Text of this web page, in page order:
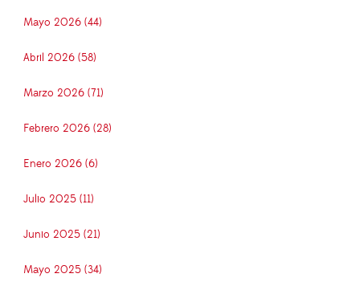
Mayo 2026 (44)
Abril 2026 (58)
Marzo 2026 (71)
Febrero 2026 (28)
Enero 2026 (6)
Julio 2025 (11)
Junio 2025 (21)
Mayo 2025 (34)